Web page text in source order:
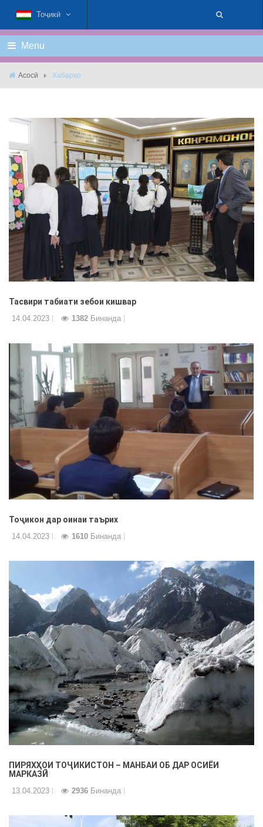
Тоҷикӣ
Menu
Асосӣ Хабарҳо
Тасвири табиати зебои кишвар
14.04.2023 1382 Бинанда
Тоҷикон дар оинаи таърих
14.04.2023 1610 Бинанда
ПИРЯХҲОИ ТОҶИКИСТОН – МАНБАИ ОБ ДАР ОСИЁИ
МАРКАЗӢ
13.04.2023 2936 Бинанда